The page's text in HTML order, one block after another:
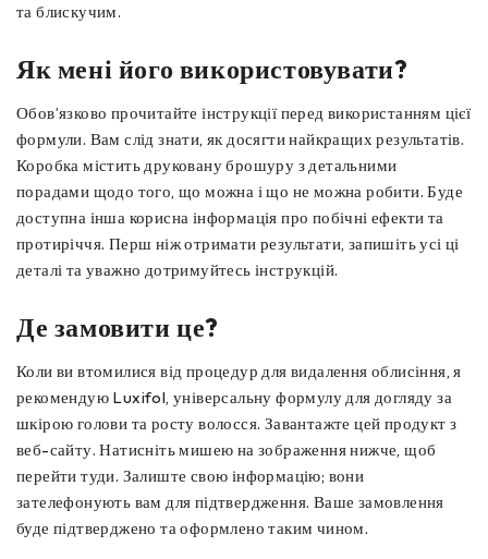
та блискучим.
Як мені його використовувати?
Обов’язково прочитайте інструкції перед використанням цієї
формули. Вам слід знати, як досягти найкращих результатів.
Коробка містить друковану брошуру з детальними
порадами щодо того, що можна і що не можна робити. Буде
доступна інша корисна інформація про побічні ефекти та
протиріччя. Перш ніж отримати результати, запишіть усі ці
деталі та уважно дотримуйтесь інструкцій.
Де замовити це?
Коли ви втомилися від процедур для видалення облисіння, я
рекомендую Luxifol, універсальну формулу для догляду за
шкірою голови та росту волосся. Завантажте цей продукт з
веб-сайту. Натисніть мишею на зображення нижче, щоб
перейти туди. Залиште свою інформацію; вони
зателефонують вам для підтвердження. Ваше замовлення
буде підтверджено та оформлено таким чином.